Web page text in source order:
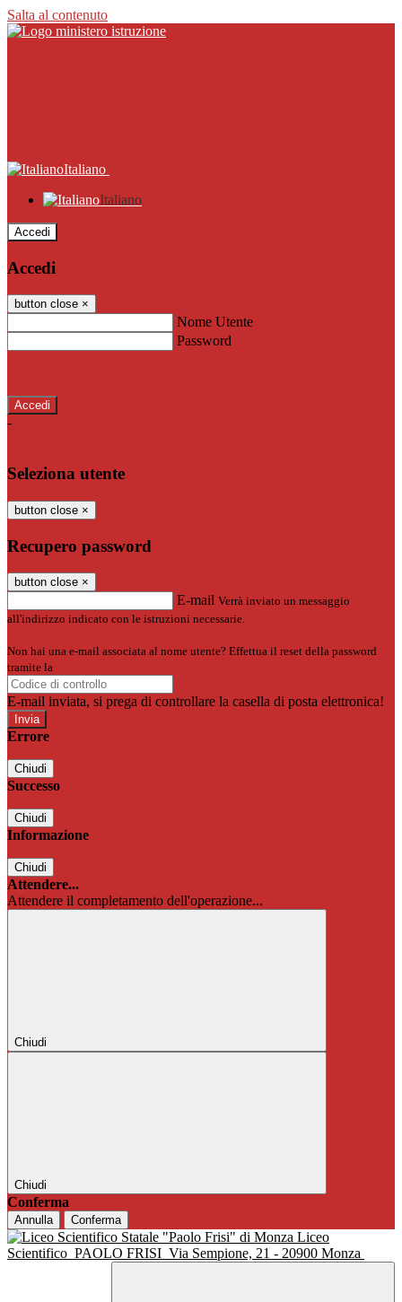
Salta al contenuto
Italiano
Italiano
Accedi
Accedi
button close ×
Nome Utente
Password
-
Seleziona utente
button close ×
Recupero password
button close ×
E-mail Verrà inviato un messaggio
all'indirizzo indicato con le istruzioni necessarie.
Non hai una e-mail associata al nome utente? Effettua il reset della password
tramite la
E-mail inviata, si prega di controllare la casella di posta elettronica!
Errore
Chiudi
Successo
Chiudi
Informazione
Chiudi
Attendere...
Attendere il completamento dell'operazione...
Chiudi
Chiudi
Conferma
Annulla Conferma
Liceo
Scientifico PAOLO FRISI Via Sempione, 21 - 20900 Monza